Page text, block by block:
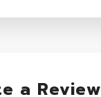
a Review